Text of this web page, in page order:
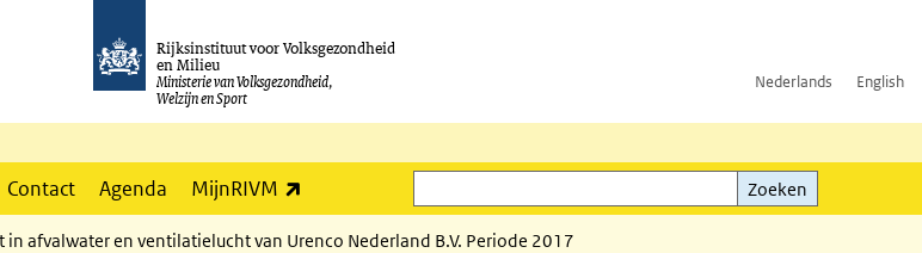
Rijksinstituut voor Volksgezondheid
en Milieu
Ministerie van Volksgezondheid,
Welzijn en Sport
Nederlands English
Contact Agenda MijnRIVM
Zoeken
Zoeken
afvalwater en ventilatielucht van Urenco Nederland B.V. Periode 2017